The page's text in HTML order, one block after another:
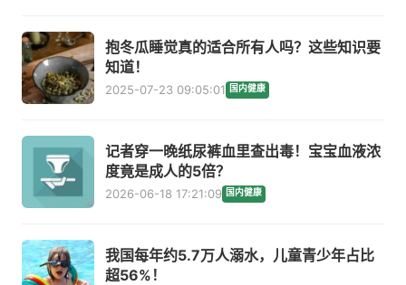
抱冬瓜睡觉真的适合所有人吗？这些知识要
知道！
2025-07-23 09:05:01 国内健康
记者穿一晚纸尿裤血里查出毒！宝宝血液浓
度竟是成人的5倍？
2026-06-18 17:21:09 国内健康
我国每年约5.7万人溺水，儿童青少年占比
超56%！